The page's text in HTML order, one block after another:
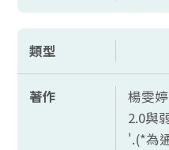
類型
著作
楊雯
2.0與
'.(*為